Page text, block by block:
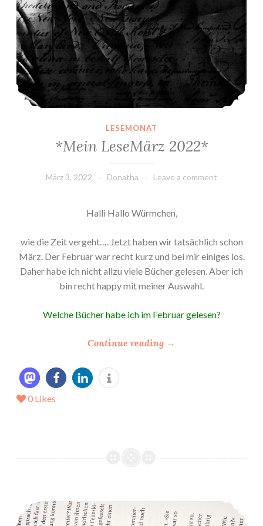
LESEMONAT
*Mein LeseMärz 2022*
März 3, 2022 Donatha Leave a comment
Halli Hallo Würmchen,
wie die Zeit vergeht…. Jetzt haben wir tatsächlich schon
März. Der Februar war recht kurz und bei mir einiges los.
Daher habe ich nicht allzu viele Bücher gelesen. Aber ich
bin recht happy mit meiner Auswahl.
Welche Bücher habe ich im Februar gelesen?
Continue reading “
s
r
→
0 Likes
*Mein LeseFebruar 2022*